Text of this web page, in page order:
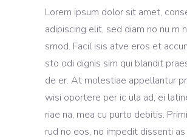
Lorem ipsum dolor sit amet,
adipiscing elit, sed diam no nu m
smod. Facil isis atve eros et
sto odi dignis sim qui blandit
de er. At molestiae appellantur
wisi oportere per ic ula ad, ei
riae na, mea cu purto debitis.
rud no eos, no impedit dissenti as